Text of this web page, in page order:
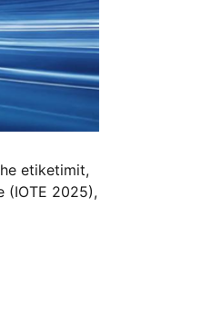
etiketimit,
(IOTE 2025),